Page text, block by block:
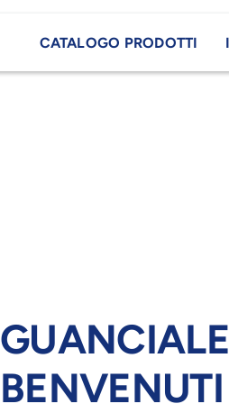
CATALOGO PRODOTTI
BENVENUTI